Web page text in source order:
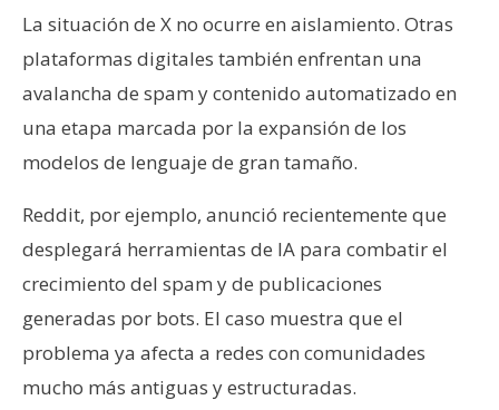
La situación de X no ocurre en aislamiento. Otras
plataformas digitales también enfrentan una
avalancha de spam y contenido automatizado en
una etapa marcada por la expansión de los
modelos de lenguaje de gran tamaño.
Reddit, por ejemplo, anunció recientemente que
desplegará herramientas de IA para combatir el
crecimiento del spam y de publicaciones
generadas por bots. El caso muestra que el
problema ya afecta a redes con comunidades
mucho más antiguas y estructuradas.